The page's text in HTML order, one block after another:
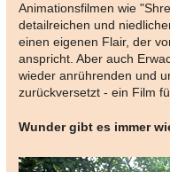
Animationsfilmen wie
detailreichen und
einen eigenen Flair, der
anspricht. Aber auch
wieder anrührenden und
zurückversetzt - ein Film
Wunder gibt es immer